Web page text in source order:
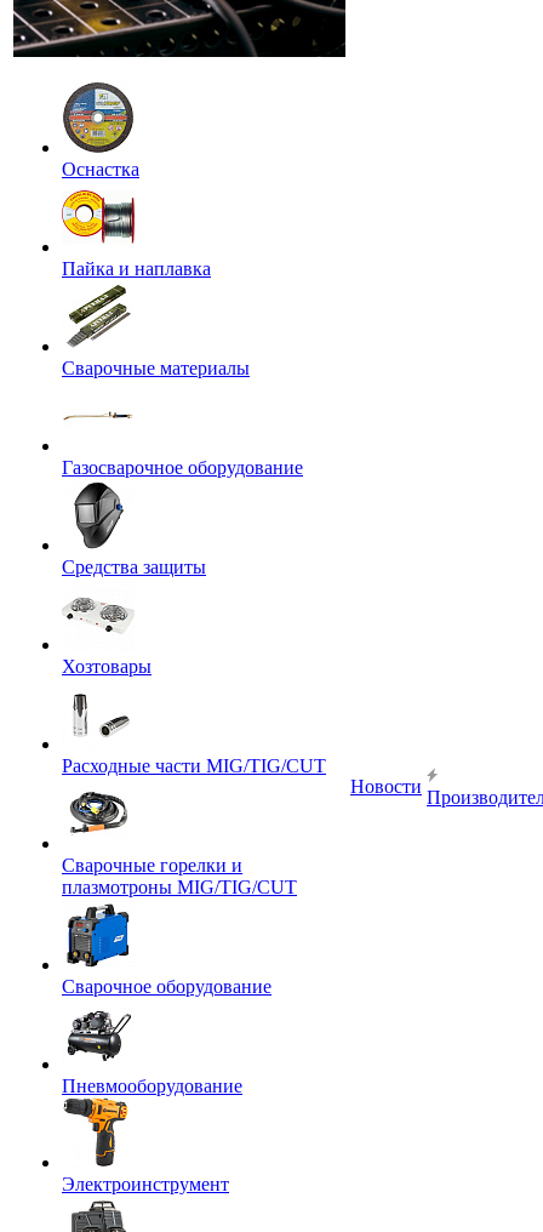
Оснастка
Пайка и наплавка
Сварочные материалы
Газосварочное оборудование
Средства защиты
Хозтовары
Расходные части MIG/TIG/CUT
Сварочные горелки и
плазмотроны MIG/TIG/CUT
Сварочное оборудование
Пневмооборудование
Электроинструмент
Новости